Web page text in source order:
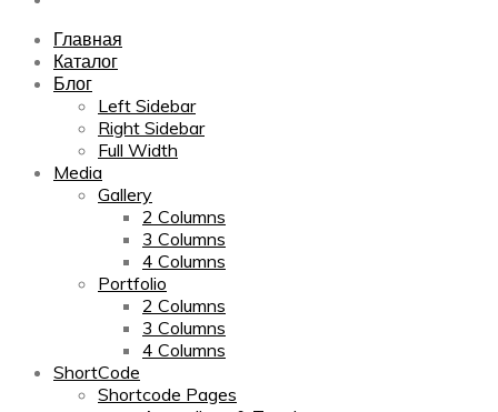
Главная
Каталог
Блог
Left Sidebar
Right Sidebar
Full Width
Media
Gallery
2 Columns
3 Columns
4 Columns
Portfolio
2 Columns
3 Columns
4 Columns
ShortCode
Shortcode Pages